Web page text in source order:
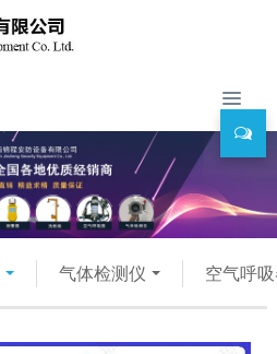
气体检测仪 空气呼